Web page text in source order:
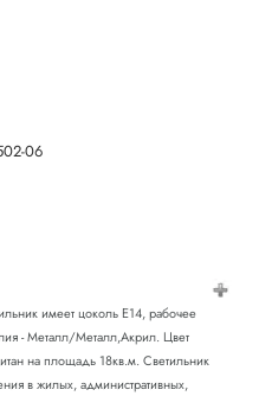
06
имеет цоколь E14, рабочее
- Металл/Металл,Акрил. Цвет
на площадь 18кв.м. Светильник
в жилых, административных,